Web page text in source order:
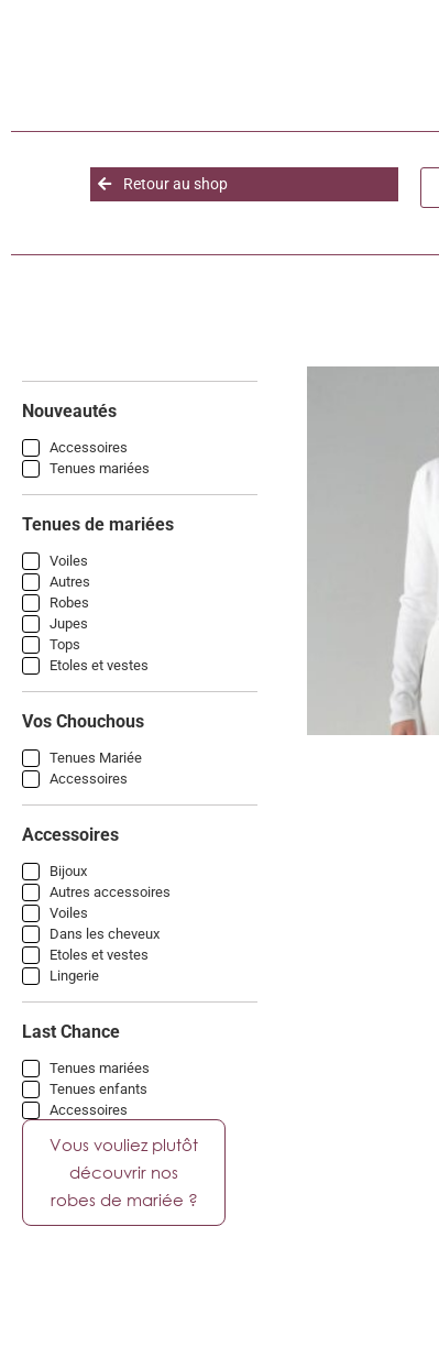
Retour au shop
Nouveautés
Accessoires
Tenues mariées
Tenues de mariées
Voiles
Autres
Robes
Jupes
Tops
Etoles et vestes
Vos Chouchous
Tenues Mariée
Accessoires
Accessoires
Bijoux
Autres accessoires
Voiles
Dans les cheveux
Etoles et vestes
Lingerie
Last Chance
Tenues mariées
Tenues enfants
Accessoires
Vous vouliez plutôt
découvrir nos
robes de mariée ?